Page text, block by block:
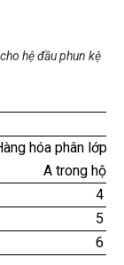
hệ đầu phun kệ
hóa phân lớp
A trong hộp
4
5
6